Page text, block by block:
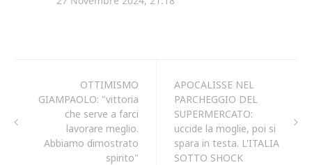
OTTIMISMO
GIAMPAOLO: "vittoria
che serve a farci
lavorare meglio.
Abbiamo dimostrato
spirito"
APOCALISSE NEL
PARCHEGGIO DEL
SUPERMERCATO:
uccide la moglie, poi si
spara in testa. L'ITALIA
SOTTO SHOCK